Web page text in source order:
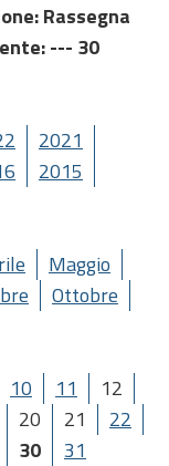
: Rassegna
: --- 30
2021
2015
Maggio
Ottobre
10 11
12
20 21
22
30 31